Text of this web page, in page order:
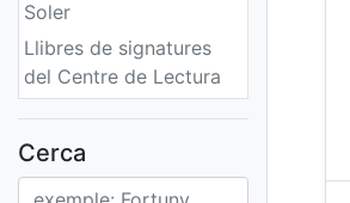
Soler
Llibres de signatures
del Centre de Lectura
Fons sonor de Ràdio
Reus
Cartells
Cerca